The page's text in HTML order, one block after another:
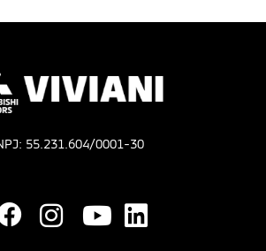
55.231.604/0001-30